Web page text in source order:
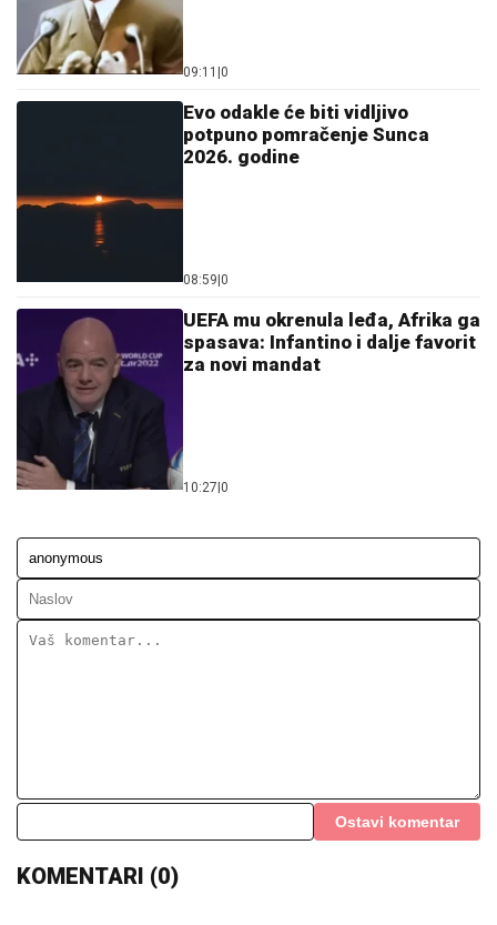
09:11 0
Evo odakle će biti vidljivo
potpuno pomračenje Sunca
2026. godine
08:59 0
UEFA mu okrenula leđa, Afrika ga
spasava: Infantino i dalje favorit
za novi mandat
10:27 0
Ostavi komentar
KOMENTARI (0)